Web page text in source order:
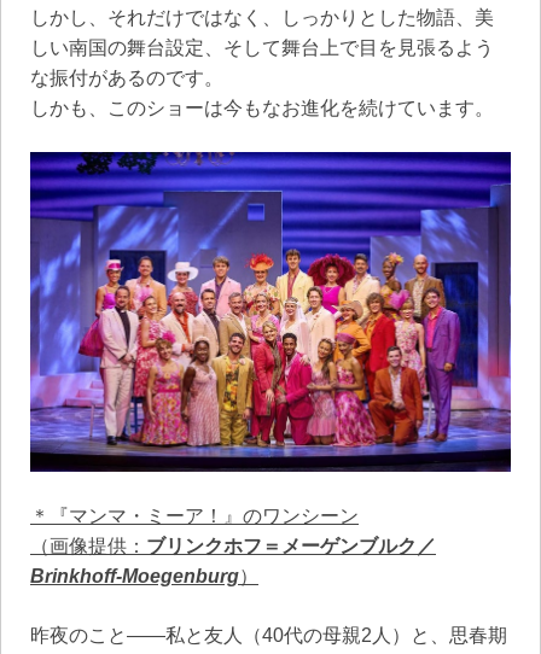
しかし、それだけではなく、しっかりとした物語、美
しい南国の舞台設定、そして舞台上で目を見張るよう
な振付があるのです。
しかも、このショーは今もなお進化を続けています。
＊『マンマ・ミーア！』のワンシーン
（画像提供： ブリンクホフ＝メーゲンブルク／
Brinkhoff-Moegenburg）
昨夜のこと――私と友人（40代の母親2人）と、思春期